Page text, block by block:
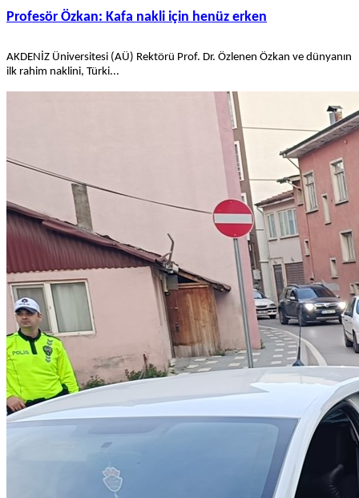
Profesör Özkan: Kafa nakli için henüz erken
AKDENİZ Üniversitesi (AÜ) Rektörü Prof. Dr. Özlenen Özkan ve dünyanın
ilk rahim naklini, Türki...